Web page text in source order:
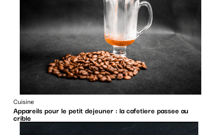
Cuisine
Appareils pour le petit dejeuner : la cafetiere passee au
crible